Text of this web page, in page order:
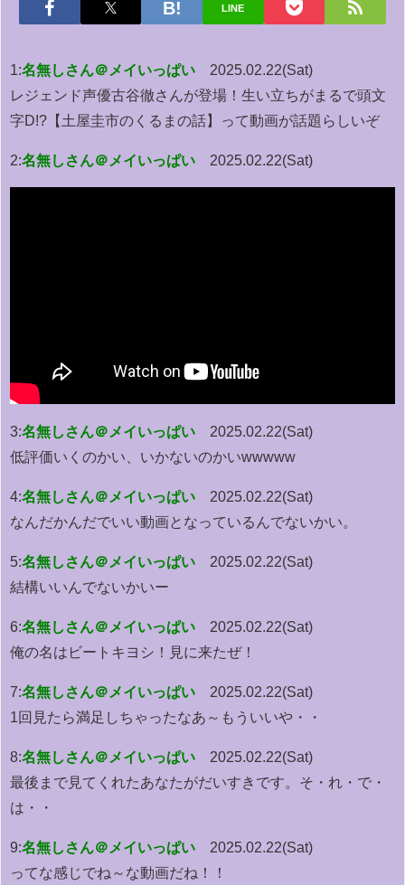
LINE
1:名無しさん＠メイいっぱい
2025.02.22(Sat)
レジェンド声優古谷徹さんが登場！生い立ちがまるで頭文
字D!?【土屋圭市のくるまの話】って動画が話題らしいぞ
2:名無しさん＠メイいっぱい 2025.02.22(Sat)
3:名無しさん＠メイいっぱい
2025.02.22(Sat)
低評価いくのかい、いかないのかいwwwww
4:名無しさん＠メイいっぱい
2025.02.22(Sat)
なんだかんだでいい動画となっているんでないかい。
5:名無しさん＠メイいっぱい
2025.02.22(Sat)
結構いいんでないかいー
6:名無しさん＠メイいっぱい
2025.02.22(Sat)
俺の名はビートキヨシ！見に来たぜ！
7:名無しさん＠メイいっぱい
2025.02.22(Sat)
1回見たら満足しちゃったなあ～もういいや・・
8:名無しさん＠メイいっぱい
2025.02.22(Sat)
最後まで見てくれたあなたがだいすきです。そ・れ・で・
は・・
9:名無しさん＠メイいっぱい
2025.02.22(Sat)
ってな感じでね～な動画だね！！